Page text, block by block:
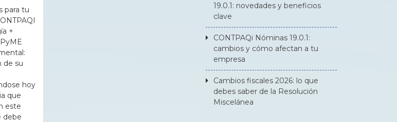
para tu
+
de su
hoy
que
este
debe
19.0.1: novedades y beneficios
clave
CONTPAQi Nóminas 19.0.1:
cambios y cómo afectan a tu
empresa
Cambios fiscales 2026: lo que
debes saber de la Resolución
Miscelánea